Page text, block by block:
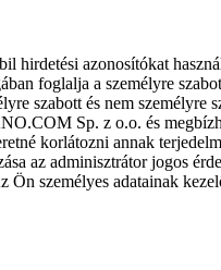
hirdetési azonosítókat
foglalja a személyre
szabott és nem
Sp. z o.o. és
korlátozni annak
az adminisztrátor jogos
személyes adatainak